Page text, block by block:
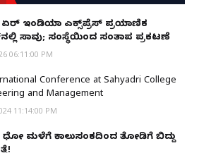
ಏರ್ ಇಂಡಿಯಾ ಎಕ್ಸ್‌ಪ್ರೆಸ್ ಪ್ರಯಾಣಿಕ
ಸಾವು; ಸಂಸ್ಥೆಯಿಂದ ಸಂತಾಪ ಪ್ರಕಟಣೆ
06:11:00 PM
Conference at Sahyadri College
and Management
11:14:00 PM
ಧೋ ಮಳೆಗೆ ಕಾಲುಸಂಕದಿಂದ ತೋಡಿಗೆ ಬಿದ್ದು